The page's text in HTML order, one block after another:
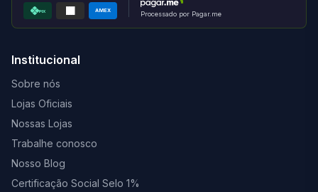
PIX AMEX Processado por Pagar.me
Institucional
Sobre nós
Lojas Oficiais
Nossas Lojas
Trabalhe conosco
Nosso Blog
Certificação Social Selo 1%